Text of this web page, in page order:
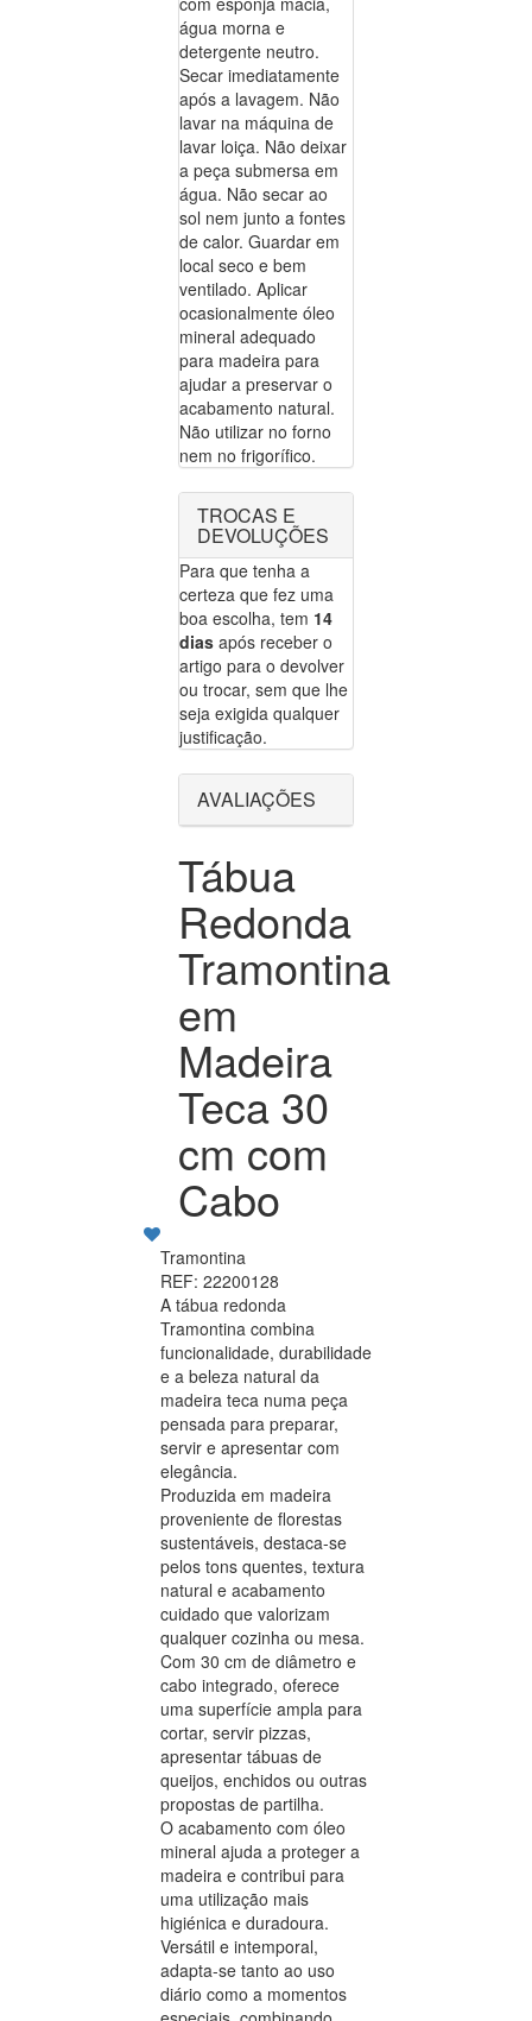
água morna e
detergente neutro.
Secar imediatamente
após a lavagem. Não
lavar na máquina de
lavar loiça. Não deixar
a peça submersa em
água. Não secar ao
sol nem junto a fontes
de calor. Guardar em
local seco e bem
ventilado. Aplicar
ocasionalmente óleo
mineral adequado
para madeira para
ajudar a preservar o
acabamento natural.
Não utilizar no forno
nem no frigorífico.
TROCAS E
DEVOLUÇÕES
Para que tenha a
certeza que fez uma
boa escolha, tem 14
dias após receber o
artigo para o devolver
ou trocar, sem que lhe
seja exigida qualquer
justificação.
AVALIAÇÕES
Tábua
Redonda
Tramontina
em
Madeira
Teca 30
cm com
Cabo
Tramontina
REF: 22200128
A tábua redonda
Tramontina combina
funcionalidade, durabilidade
e a beleza natural da
madeira teca numa peça
pensada para preparar,
servir e apresentar com
elegância.
Produzida em madeira
proveniente de florestas
sustentáveis, destaca-se
pelos tons quentes, textura
natural e acabamento
cuidado que valorizam
qualquer cozinha ou mesa.
Com 30 cm de diâmetro e
cabo integrado, oferece
uma superfície ampla para
cortar, servir pizzas,
apresentar tábuas de
queijos, enchidos ou outras
propostas de partilha.
O acabamento com óleo
mineral ajuda a proteger a
madeira e contribui para
uma utilização mais
higiénica e duradoura.
Versátil e intemporal,
adapta-se tanto ao uso
diário como a momentos